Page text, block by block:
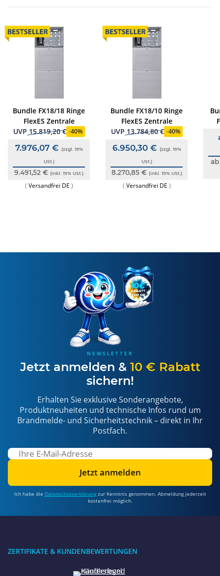
Bundle FX18/18 Ringe
FlexES Zentrale
UVP 15.819,20 € -40%
7.976,07 € (zzgl. 19%
USt.)
9.491,52 € (inkl. 19% USt.)
( Versandfrei DE )
Bundle FX18/10 Ringe
FlexES Zentrale
UVP 13.784,80 € -40%
6.950,30 € (zzgl. 19%
USt.)
8.270,85 € (inkl. 19% USt.)
( Versandfrei DE )
NEWSLETTER
Jetzt anmelden & 10 € Rabatt
sichern!
Erhalten Sie exklusive Sonderangebote,
Produktneuheiten und technische Infos rund um
Brandmelde- und Sicherheitstechnik – direkt in Ihr
Postfach.
Jetzt anmelden
Ich habe die Datenschutzerklärungzur Kenntnis genommen. Abmeldung jederzeit
kostenfrei möglich.
ZERTIFIKATE & KUNDENBEWERTUNGEN